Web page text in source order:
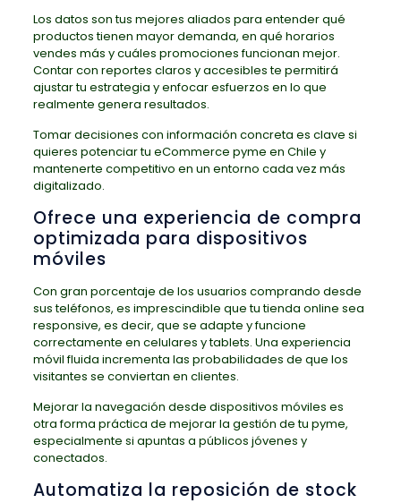
Los datos son tus mejores aliados para entender qué
productos tienen mayor demanda, en qué horarios
vendes más y cuáles promociones funcionan mejor.
Contar con reportes claros y accesibles te permitirá
ajustar tu estrategia y enfocar esfuerzos en lo que
realmente genera resultados.
Tomar decisiones con información concreta es clave si
quieres potenciar tu eCommerce pyme en Chile y
mantenerte competitivo en un entorno cada vez más
digitalizado.
Ofrece una experiencia de compra
optimizada para dispositivos
móviles
Con gran porcentaje de los usuarios comprando desde
sus teléfonos, es imprescindible que tu tienda online sea
responsive, es decir, que se adapte y funcione
correctamente en celulares y tablets. Una experiencia
móvil fluida incrementa las probabilidades de que los
visitantes se conviertan en clientes.
Mejorar la navegación desde dispositivos móviles es
otra forma práctica de mejorar la gestión de tu pyme,
especialmente si apuntas a públicos jóvenes y
conectados.
Automatiza la reposición de stock